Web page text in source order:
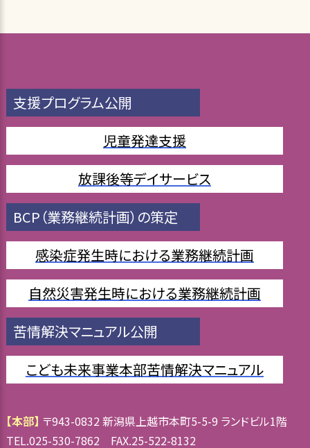
支援プログラム公開
児童発達支援
放課後等デイサービス
BCP（業務継続計画）の策定
感染症発生時における業務継続計画
自然災害発生時における業務継続計画
苦情解決マニュアル公開
こども未来事業本部苦情解決マニュアル
【本部】 〒943-0832 新潟県上越市本町5-5-9 ランドビル1階
TEL.025-530-7862 FAX.25-522-8132